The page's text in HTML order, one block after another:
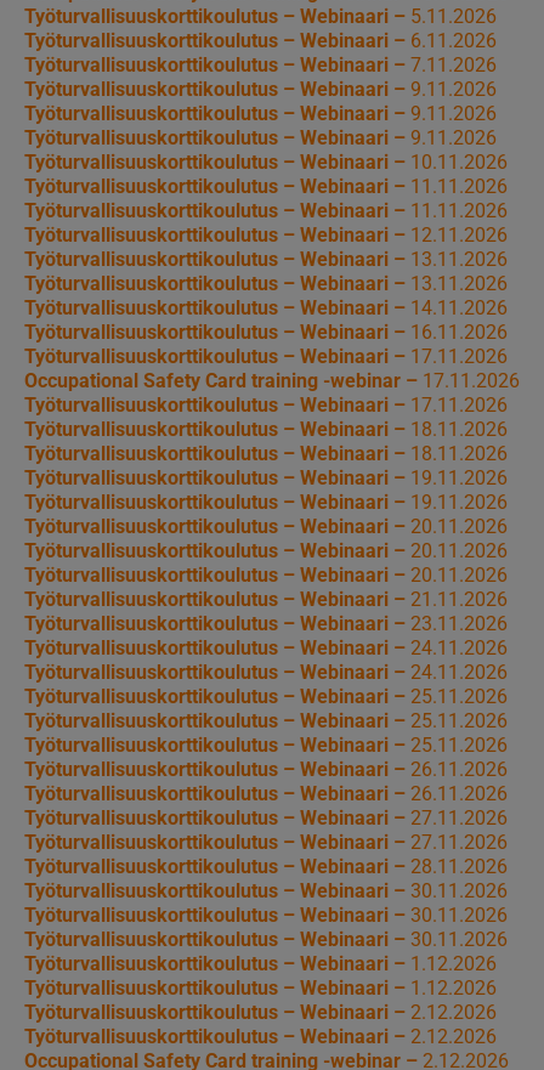
Työturvallisuuskorttikoulutus – Webinaari – 5.11.2026
Työturvallisuuskorttikoulutus – Webinaari – 6.11.2026
Työturvallisuuskorttikoulutus – Webinaari – 7.11.2026
Työturvallisuuskorttikoulutus – Webinaari – 9.11.2026
Työturvallisuuskorttikoulutus – Webinaari – 9.11.2026
Työturvallisuuskorttikoulutus – Webinaari – 9.11.2026
Työturvallisuuskorttikoulutus – Webinaari – 10.11.2026
Työturvallisuuskorttikoulutus – Webinaari – 11.11.2026
Työturvallisuuskorttikoulutus – Webinaari – 11.11.2026
Työturvallisuuskorttikoulutus – Webinaari – 12.11.2026
Työturvallisuuskorttikoulutus – Webinaari – 13.11.2026
Työturvallisuuskorttikoulutus – Webinaari – 13.11.2026
Työturvallisuuskorttikoulutus – Webinaari – 14.11.2026
Työturvallisuuskorttikoulutus – Webinaari – 16.11.2026
Työturvallisuuskorttikoulutus – Webinaari – 17.11.2026
Occupational Safety Card training -webinar – 17.11.2026
Työturvallisuuskorttikoulutus – Webinaari – 17.11.2026
Työturvallisuuskorttikoulutus – Webinaari – 18.11.2026
Työturvallisuuskorttikoulutus – Webinaari – 18.11.2026
Työturvallisuuskorttikoulutus – Webinaari – 19.11.2026
Työturvallisuuskorttikoulutus – Webinaari – 19.11.2026
Työturvallisuuskorttikoulutus – Webinaari – 20.11.2026
Työturvallisuuskorttikoulutus – Webinaari – 20.11.2026
Työturvallisuuskorttikoulutus – Webinaari – 20.11.2026
Työturvallisuuskorttikoulutus – Webinaari – 21.11.2026
Työturvallisuuskorttikoulutus – Webinaari – 23.11.2026
Työturvallisuuskorttikoulutus – Webinaari – 24.11.2026
Työturvallisuuskorttikoulutus – Webinaari – 24.11.2026
Työturvallisuuskorttikoulutus – Webinaari – 25.11.2026
Työturvallisuuskorttikoulutus – Webinaari – 25.11.2026
Työturvallisuuskorttikoulutus – Webinaari – 25.11.2026
Työturvallisuuskorttikoulutus – Webinaari – 26.11.2026
Työturvallisuuskorttikoulutus – Webinaari – 26.11.2026
Työturvallisuuskorttikoulutus – Webinaari – 27.11.2026
Työturvallisuuskorttikoulutus – Webinaari – 27.11.2026
Työturvallisuuskorttikoulutus – Webinaari – 28.11.2026
Työturvallisuuskorttikoulutus – Webinaari – 30.11.2026
Työturvallisuuskorttikoulutus – Webinaari – 30.11.2026
Työturvallisuuskorttikoulutus – Webinaari – 30.11.2026
Työturvallisuuskorttikoulutus – Webinaari – 1.12.2026
Työturvallisuuskorttikoulutus – Webinaari – 1.12.2026
Työturvallisuuskorttikoulutus – Webinaari – 2.12.2026
Työturvallisuuskorttikoulutus – Webinaari – 2.12.2026
Occupational Safety Card training -webinar – 2.12.2026